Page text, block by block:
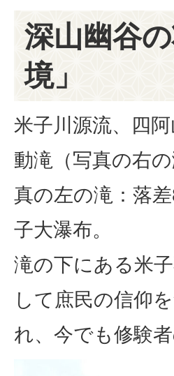
深山幽谷
境」
米子川源流、四
動滝（写真の右
真の左の滝：落
子大瀑布。
滝の下にある米
して庶民の信仰
れ、今でも修験